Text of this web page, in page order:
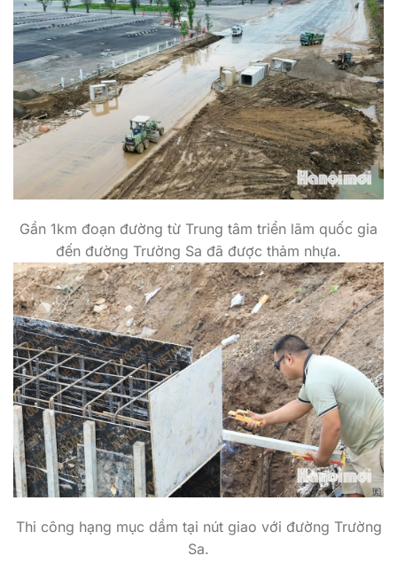
Gần 1km đoạn đường từ Trung tâm triển lãm quốc gia
đến đường Trường Sa đã được thảm nhựa.
Thi công hạng mục dầm tại nút giao với đường Trường
Sa.